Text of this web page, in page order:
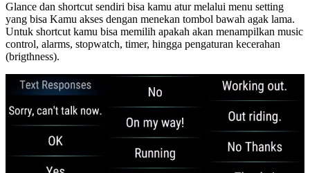
Glance dan shortcut sendiri bisa kamu atur melalui menu setting
yang bisa Kamu akses dengan menekan tombol bawah agak lama.
Untuk shortcut kamu bisa memilih apakah akan menampilkan music
control, alarms, stopwatch, timer, hingga pengaturan kecerahan
(brigthness).